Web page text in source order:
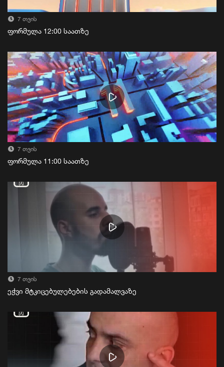
7 თვის
ფორმულა 12:00 საათზე
7 თვის
ფორმულა 11:00 საათზე
7 თვის
ეჭვი მტკიცებულებების გადამალვაზე